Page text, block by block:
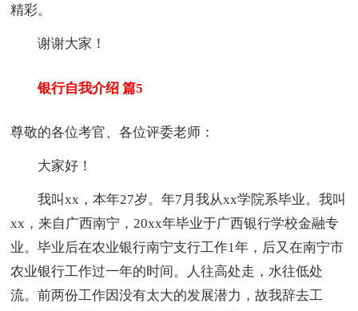
精彩。
谢谢大家！
银行自我介绍 篇5
尊敬的各位考官、各位评委老师：
大家好！
我叫xx，本年27岁。年7月我从xx学院系毕业。我叫
xx，来自广西南宁，20xx年毕业于广西银行学校金融专
业。毕业后在农业银行南宁支行工作1年，后又在南宁市
农业银行工作过一年的时间。人往高处走，水往低处
流。前两份工作因没有太大的发展潜力，故我辞去工